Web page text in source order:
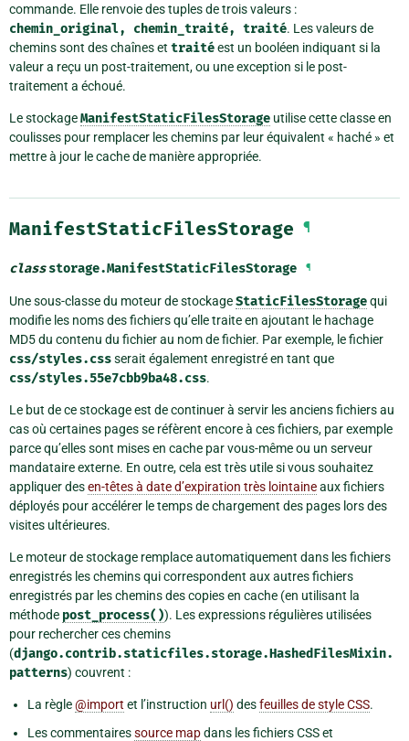
commande. Elle renvoie des tuples de trois valeurs :
chemin_original, chemin_traité, traité. Les valeurs de
chemins sont des chaînes et traitéest un booléen indiquant si la
valeur a reçu un post-traitement, ou une exception si le post-
traitement a échoué.
Le stockageManifestStaticFilesStorage utilise cette classe en
coulisses pour remplacer les chemins par leur équivalent « haché » et
mettre à jour le cache de manière appropriée.
ManifestStaticFilesStorage ¶
class storage.ManifestStaticFilesStorage ¶
Une sous-classe du moteur de stockageStaticFilesStoragequi
modifie les noms des fichiers qu’elle traite en ajoutant le hachage
MD5 du contenu du fichier au nom de fichier. Par exemple, le fichier
css/styles.cssserait également enregistré en tant que
css/styles.55e7cbb9ba48.css.
Le but de ce stockage est de continuer à servir les anciens fichiers au
cas où certaines pages se réfèrent encore à ces fichiers, par exemple
parce qu’elles sont mises en cache par vous-même ou un serveur
mandataire externe. En outre, cela est très utile si vous souhaitez
appliquer desen-têtes à date d’expiration très lointaineaux fichiers
déployés pour accélérer le temps de chargement des pages lors des
visites ultérieures.
Le moteur de stockage remplace automatiquement dans les fichiers
enregistrés les chemins qui correspondent aux autres fichiers
enregistrés par les chemins des copies en cache (en utilisant la
méthode post_process()). Les expressions régulières utilisées
pour rechercher ces chemins
(django.contrib.staticfiles.storage.HashedFilesMixin.
patterns) couvrent :
La règle@import et l’instruction url() desfeuilles de style CSS.
Les commentairessource mapdans les fichiers CSS et